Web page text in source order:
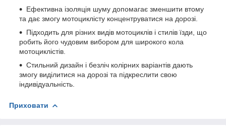
Ефективна ізоляція шуму допомагає зменшити втому
та дає змогу мотоциклісту концентруватися на дорозі.
Підходить для різних видів мотоциклів і стилів їзди, що
робить його чудовим вибором для широкого кола
мотоциклістів.
Стильний дизайн і безліч колірних варіантів дають
змогу виділитися на дорозі та підкреслити свою
індивідуальність.
Приховати